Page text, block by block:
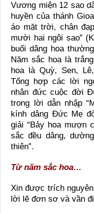
Vương miện 12 sao
huyền của thánh
áo mặt trời, chân
mười hai ngôi sao”
buổi dâng hoa
Năm sắc hoa là
hoa là Quỳ, Sen,
Tổng hợp các lời
nhân đức cuộc đời
trong lời dẫn nhập
kính dâng Đức Mẹ
giải “Bảy hoa mượn
sắc đều dâng,
thiên”.
Từ năm sắc hoa…
Xin được trích
lời lẽ đơn sơ và vần